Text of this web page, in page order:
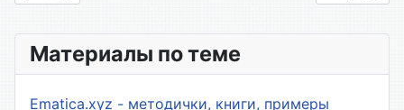
Материалы по теме
Ematica.xyz - методички, книги, примеры